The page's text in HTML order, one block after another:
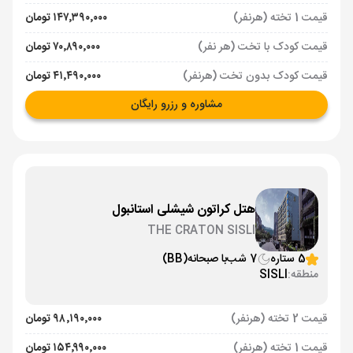
قیمت 1 تخته (هرنفر)
۱۴۷٬۳۹۰٬۰۰۰ تومان
قیمت کودک با تخت (هر نفر)
۷۰٬۸۹۰٬۰۰۰ تومان
قیمت کودک بدون تخت (هرنفر)
۴۱٬۴۹۰٬۰۰۰ تومان
مشاوره و رزرو رایگان
هتل کراتون شیشلی استانبول
THE CRATON SISLI
5 ستاره
7 شب با صبحانه(BB)
منطقه:SISLI
قیمت 2 تخته (هرنفر)
۹۸٬۱۹۰٬۰۰۰ تومان
قیمت 1 تخته (هرنفر)
۱۵۴٬۹۹۰٬۰۰۰ تومان